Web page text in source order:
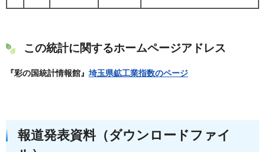
この統計に関するホームページアドレス
『彩の国統計情報館』 埼玉県鉱工業指数のページ
報道発表資料（ダウンロードファイ